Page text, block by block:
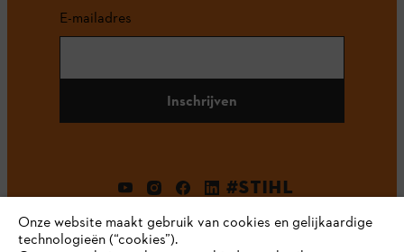
E-mailadres
Inschrijven
#STIHL
Onze website maakt gebruik van cookies en gelijkaardige
technologieën (“cookies”).